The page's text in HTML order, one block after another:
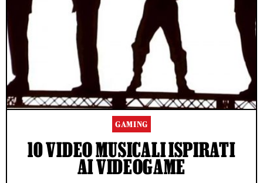
GAMING
10 VIDEO MUSICALI ISPIRATI
AI VIDEOGAME